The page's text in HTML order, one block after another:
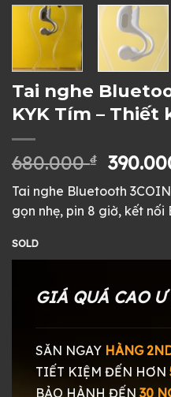
Tai nghe
KYK Tím – Thiết
680.000₫
Giá
gốc
là:
Tai nghe Bluetooth
gọn nhẹ, pin 8 giờ, kết nối
SOLD
GIÁ QUÁ CAO Ư
SĂN NGAY HÀNG
TIẾT KIỆM ĐẾN HƠN
BẢO HÀNH ĐẾN 30